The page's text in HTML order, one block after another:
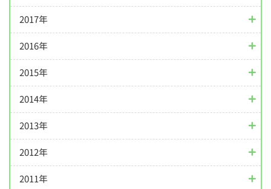
2017年
2016年
2015年
2014年
2013年
2012年
2011年